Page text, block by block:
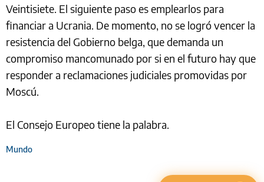
Veintisiete. El siguiente paso es emplearlos para
financiar a Ucrania. De momento, no se logró vencer la
resistencia del Gobierno belga, que demanda un
compromiso mancomunado por si en el futuro hay que
responder a reclamaciones judiciales promovidas por
Moscú.
El Consejo Europeo tiene la palabra.
Mundo